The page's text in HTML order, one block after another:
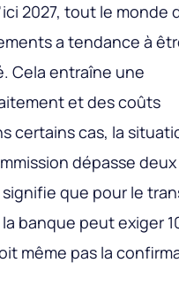
2027, tout le monde
a tendance à
Cela entraîne une
et des coûts
certains cas, la
dépasse
que pour le
banque peut exiger
même pas la